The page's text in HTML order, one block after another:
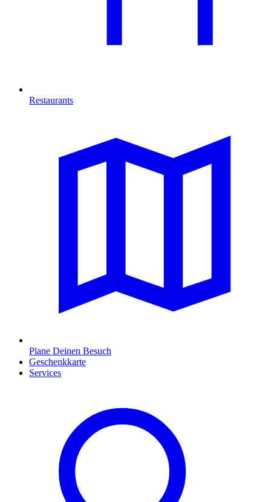
Restaurants
Plane Deinen Besuch
Geschenkkarte
Services